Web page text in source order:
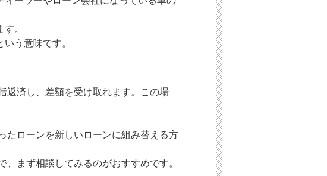
。
う意味です。
返済し、差額を受け取れます。この場
たローンを新しいローンに組み替える方
まず相談してみるのがおすすめです。